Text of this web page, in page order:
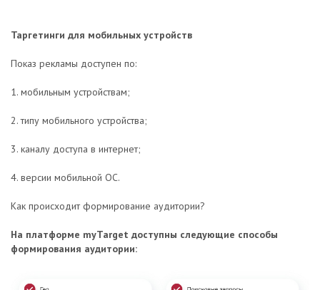
Таргетинги для мобильных устройств
Показ рекламы доступен по:
1. мобильным устройствам;
2. типу мобильного устройства;
3. каналу доступа в интернет;
4. версии мобильной ОС.
Как происходит формирование аудитории?
На платформе myTarget доступны следующие способы
формирования аудитории: